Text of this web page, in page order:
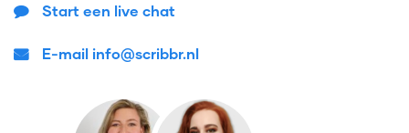
Start een live chat
E-mail info@scribbr.nl